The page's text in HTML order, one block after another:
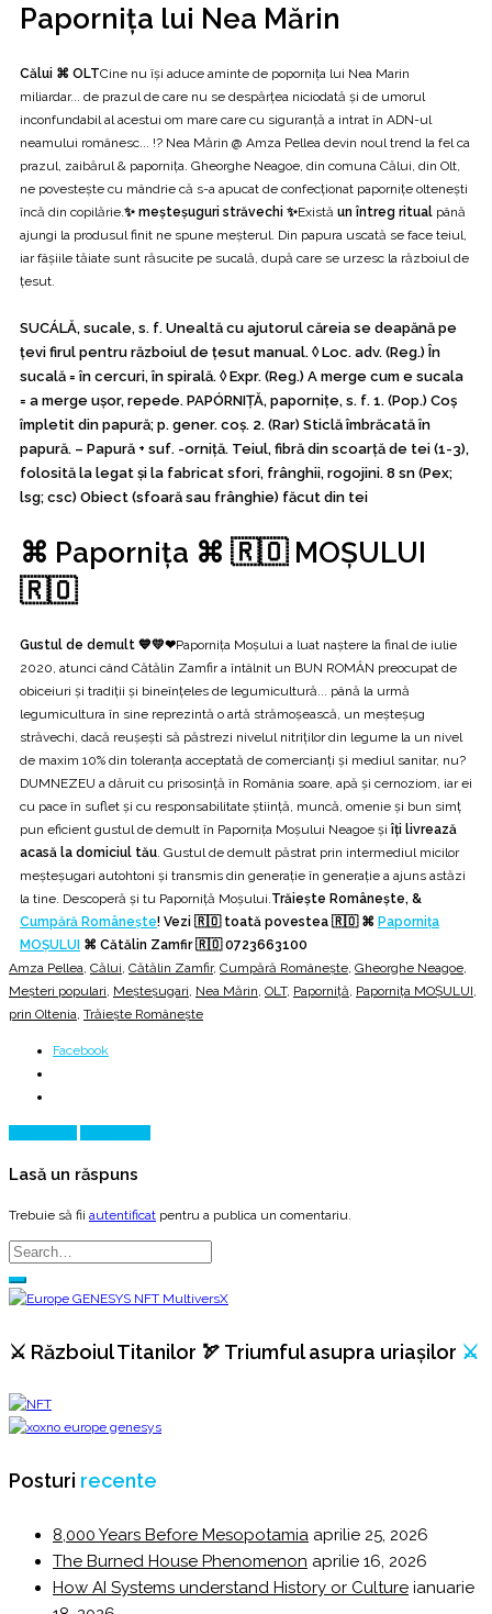
Paporniţa lui Nea Mărin
Călui ⌘ OLTCine nu își aduce aminte de popornița lui Nea Marin
miliardar... de prazul de care nu se despărțea niciodată și de umorul
inconfundabil al acestui om mare care cu siguranță a intrat în ADN-ul
neamului românesc... !? Nea Mărin @ Amza Pellea devin noul trend la fel ca
prazul, zaibărul & paporniţa. Gheorghe Neagoe, din comuna Călui, din Olt,
ne povesteşte cu mândrie că s-a apucat de confecţionat paporniţe olteneşti
încă din copilărie. ✨ meșteșuguri străvechi ✨Există un întreg ritual până
ajungi la produsul finit ne spune meșterul. Din papura uscată se face teiul,
iar fâşiile tăiate sunt răsucite pe sucală, după care se urzesc la războiul de
ţesut.
SUCÁLĂ, sucale, s. f. Unealtă cu ajutorul căreia se deapănă pe
țevi firul pentru războiul de țesut manual. ◊ Loc. adv. (Reg.) În
sucală = în cercuri, în spirală. ◊ Expr. (Reg.) A merge cum e sucala
= a merge ușor, repede. PAPÓRNIȚĂ, papornițe, s. f. 1. (Pop.) Coș
împletit din papură; p. gener. coș. 2. (Rar) Sticlă îmbrăcată în
papură. – Papură + suf. -orniță. Teiul, fibră din scoarță de tei (1-3),
folosită la legat și la fabricat sfori, frânghii, rogojini. 8 sn (Pex;
lsg; csc) Obiect (sfoară sau frânghie) făcut din tei
⌘ Paporniţa ⌘ 🇷🇴 MOȘULUI
🇷🇴
Gustul de demult 💙💛❤Papornița Moșului a luat naștere la final de iulie
2020, atunci când Cătălin Zamfir a întâlnit un BUN ROMÂN preocupat de
obiceiuri și tradiții și bineînțeles de legumicultură... până la urmă
legumicultura în sine reprezintă o artă strămoșească, un meșteșug
străvechi, dacă reușești să păstrezi nivelul nitriților din legume la un nivel
de maxim 10% din toleranța acceptată de comercianți și mediul sanitar, nu?
DUMNEZEU a dăruit cu prisosință în România soare, apă și cernoziom, iar ei
cu pace în suflet și cu responsabilitate știință, muncă, omenie și bun simț
pun eficient gustul de demult în Papornița Moșului Neagoe și îți livrează
acasă la domiciul tău. Gustul de demult păstrat prin intermediul micilor
meșteșugari autohtoni și transmis din generație în generație a ajuns astăzi
la tine. Descoperă și tu Paporniță Moșului.Trăiește Românește, &
Cumpără Românește! Vezi 🇷🇴 toată povestea 🇷🇴 ⌘ Papornița
MOȘULUI ⌘ Cătălin Zamfir 🇷🇴 0723663100
Amza Pellea, Călui, Cătălin Zamfir, Cumpără Românește, Gheorghe Neagoe,
Meșteri populari, Meșteșugari, Nea Mărin, OLT, Paporniță, Papornița MOȘULUI,
prin Oltenia, Trăiește Românește
Facebook
Lasă un răspuns
Trebuie să fii autentificat pentru a publica un comentariu.
⚔️ Războiul Titanilor 🏹 Triumful asupra uriașilor ⚔️
Posturi recente
8,000 Years Before Mesopotamia aprilie 25, 2026
The Burned House Phenomenon aprilie 16, 2026
How AI Systems understand History or Culture ianuarie